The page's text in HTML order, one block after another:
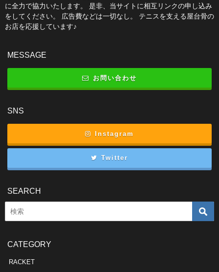
に全力で協力いたします。 是非、当サイトに相互リンクの申し込み
をしてください。 広告費などは一切なし。 テニスを支える屋台骨の
お店を応援しています♪
MESSAGE
お問い合わせ
SNS
Instagram
Twitter
SEARCH
CATEGORY
RACKET